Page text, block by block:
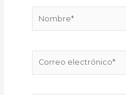
electrónico*